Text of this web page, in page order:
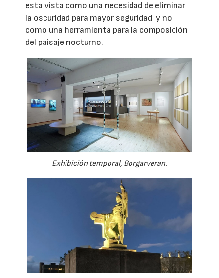
esta vista como una necesidad de eliminar
la oscuridad para mayor seguridad, y no
como una herramienta para la composición
del paisaje nocturno.
Exhibición temporal, Borgarveran.